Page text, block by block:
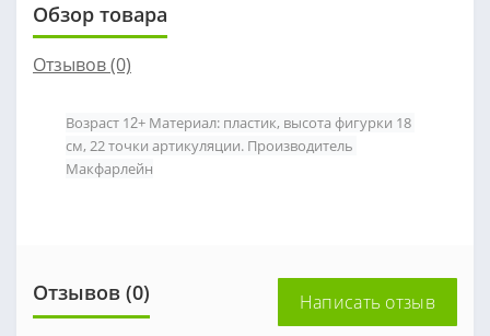
Обзор товара
Отзывов (0)
Возраст 12+ Материал: пластик, высота фигурки 18
см, 22 точки артикуляции. Производитель
Макфарлейн
Отзывов (0) Написать отзыв